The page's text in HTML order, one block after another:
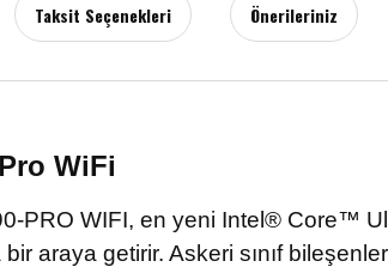
Taksit Seçenekleri Önerileriniz
WiFi
PRO WIFI, en yeni Intel® Core™
bir araya getirir. Askeri sınıf